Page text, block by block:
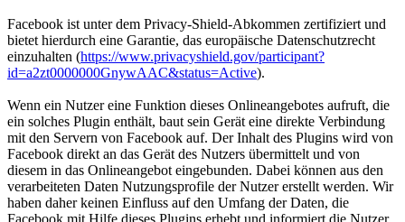
Facebook ist unter dem Privacy-Shield-Abkommen zertifiziert und
bietet hierdurch eine Garantie, das europäische Datenschutzrecht
einzuhalten (https://www.privacyshield.gov/participant?
id=a2zt0000000GnywAAC&status=Active).
Wenn ein Nutzer eine Funktion dieses Onlineangebotes aufruft, die
ein solches Plugin enthält, baut sein Gerät eine direkte Verbindung
mit den Servern von Facebook auf. Der Inhalt des Plugins wird von
Facebook direkt an das Gerät des Nutzers übermittelt und von
diesem in das Onlineangebot eingebunden. Dabei können aus den
verarbeiteten Daten Nutzungsprofile der Nutzer erstellt werden. Wir
haben daher keinen Einfluss auf den Umfang der Daten, die
Facebook mit Hilfe dieses Plugins erhebt und informiert die Nutzer